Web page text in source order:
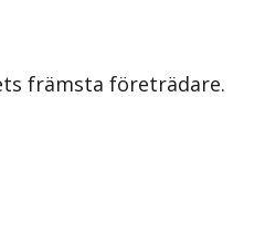
främsta företrädare.